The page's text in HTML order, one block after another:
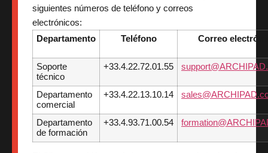
siguientes números de teléfono y correos
electrónicos:
Departamento
Teléfono Correo
Soporte
técnico
+33.4.22.72.01.55
Departamento
comercial
+33.4.22.13.10.14
Departamento
de formación
+33.4.93.71.00.54